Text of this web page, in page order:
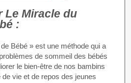
Le Miracle du
:
Bébé » est une méthode qui a
de sommeil des bébés
le bien-être de nos bambins
vie et de repos des jeunes